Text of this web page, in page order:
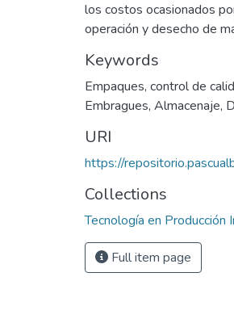
los costos ocasionados
operación y desecho de
Keywords
Empaques, control de
Embragues, Almacenaje,
URI
https://
Collections
Tecnología en Producción
Full item page